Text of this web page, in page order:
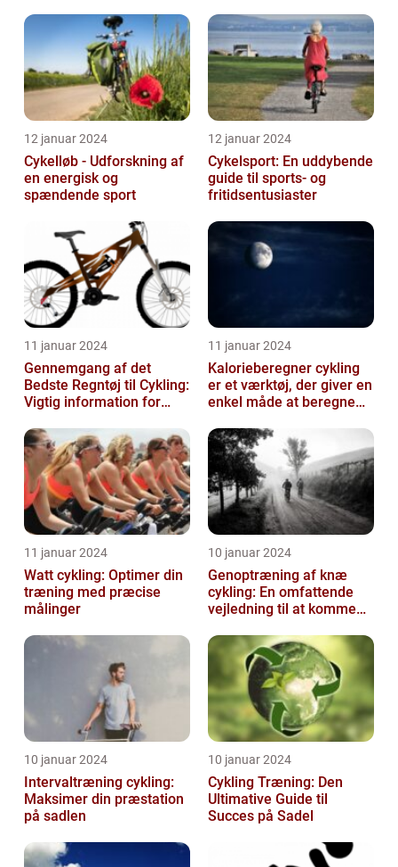
opmærksomhed fra
sports...
12 januar 2024
Cykelløb - Udforskning af
en energisk og
spændende sport
12 januar 2024
Cykelsport: En uddybende
guide til sports- og
fritidsentusiaster
11 januar 2024
Gennemgang af det
Bedste Regntøj til Cykling:
Vigtig information for
Fritidsentusiaster
11 januar 2024
Kalorieberegner cykling
er et værktøj, der giver en
enkel måde at beregne
mængde k...
11 januar 2024
Watt cykling: Optimer din
træning med præcise
målinger
10 januar 2024
Genoptræning af knæ
cykling: En omfattende
vejledning til at komme
10 januar 2024
Intervaltræning cykling:
Maksimer din præstation
på sadlen
10 januar 2024
Cykling Træning: Den
Ultimative Guide til
Succes på Sadel